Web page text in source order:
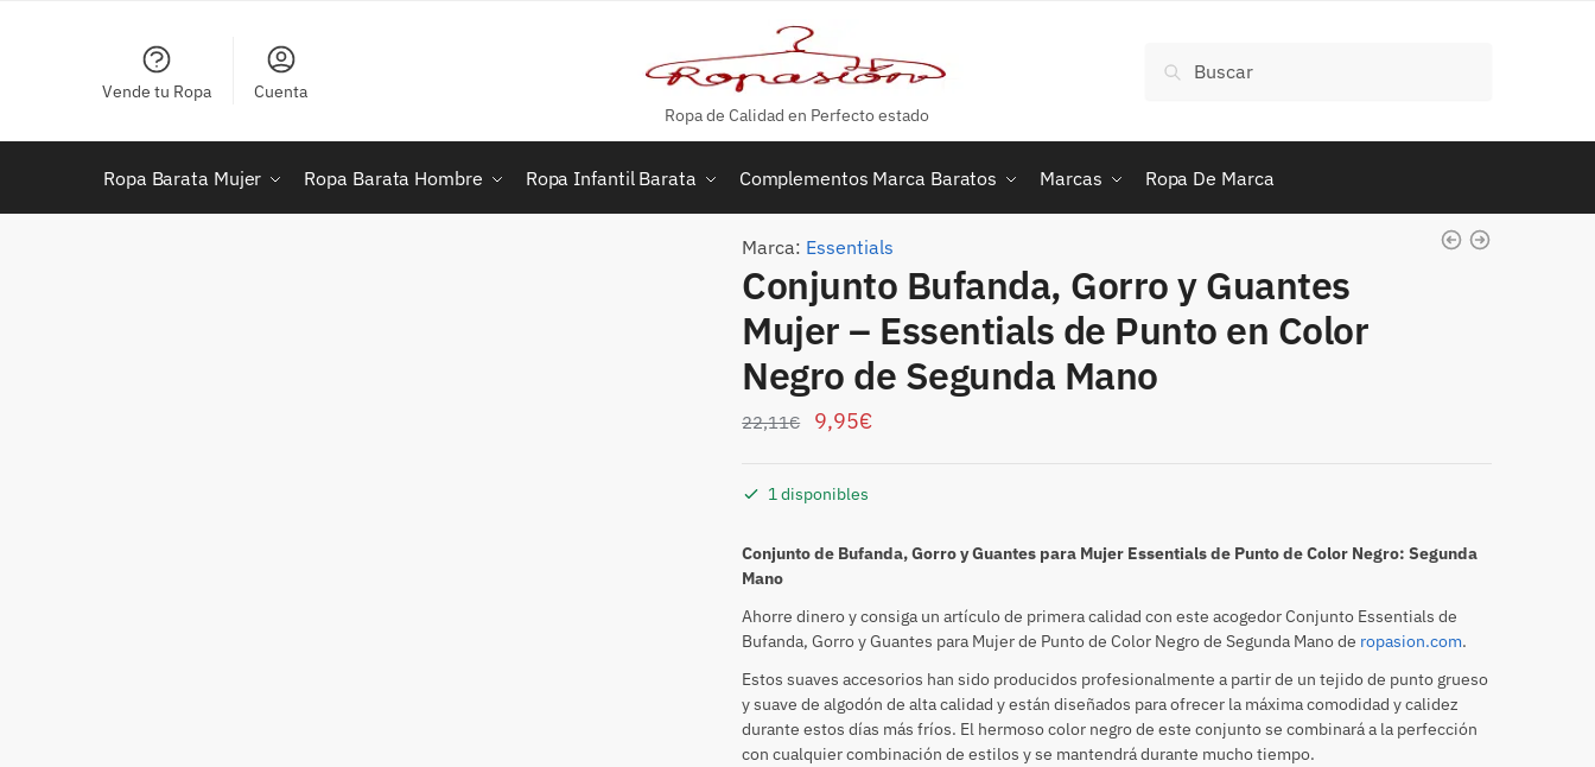
Ropa de Calidad en Perfecto estado
por:
Buscar
Vende tu Ropa Cuenta
Ropa Barata Mujer Ropa Barata Hombre Ropa Infantil Barata Complementos Marca Baratos Marcas Ropa De Marca
Marca: Essentials
Conjunto Bufanda, Gorro y Guantes
Mujer – Essentials de Punto en Color
Negro de Segunda Mano
22,11€ 9,95€
1 disponibles
Conjunto de Bufanda, Gorro y Guantes para Mujer Essentials de Punto de Color Negro: Segunda
Mano
Ahorre dinero y consiga un artículo de primera calidad con este acogedor Conjunto Essentials de
Bufanda, Gorro y Guantes para Mujer de Punto de Color Negro de Segunda Mano de ropasion.com.
Estos suaves accesorios han sido producidos profesionalmente a partir de un tejido de punto grueso
y suave de algodón de alta calidad y están diseñados para ofrecer la máxima comodidad y calidez
durante estos días más fríos. El hermoso color negro de este conjunto se combinará a la perfección
con cualquier combinación de estilos y se mantendrá durante mucho tiempo.